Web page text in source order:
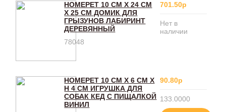
HOMEPET 10 СМ Х 24 СМ
Х 25 СМ ДОМИК ДЛЯ
ГРЫЗУНОВ ЛАБИРИНТ
ДЕРЕВЯННЫЙ
78048
701.50р
Нет в
наличии
HOMEPET 10 СМ Х 6 СМ Х
H 4 СМ ИГРУШКА ДЛЯ
СОБАК КЕД С ПИЩАЛКОЙ
ВИНИЛ
90.80р
133.0000